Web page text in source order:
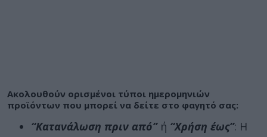
Ακολουθούν ορισμένοι τύποι ημερομηνιών
προϊόντων που μπορεί να δείτε στο φαγητό σας:
“Κατανάλωση πριν από”ή “Χρήση έως”: Η